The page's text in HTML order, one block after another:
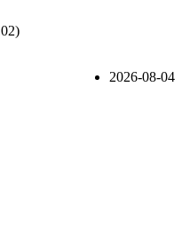
2026-08-04